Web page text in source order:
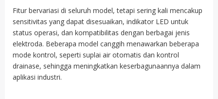
Fitur bervariasi di seluruh model, tetapi sering kali mencakup
sensitivitas yang dapat disesuaikan, indikator LED untuk
status operasi, dan kompatibilitas dengan berbagai jenis
elektroda. Beberapa model canggih menawarkan beberapa
mode kontrol, seperti suplai air otomatis dan kontrol
drainase, sehingga meningkatkan keserbagunaannya dalam
aplikasi industri.